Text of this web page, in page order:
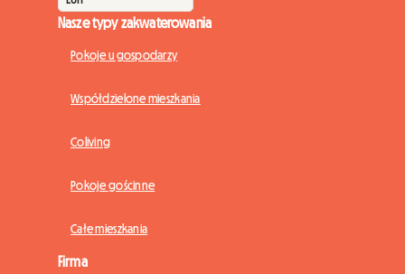
Nasze typy zakwaterowania
Pokoje u gospodarzy
Współdzielone mieszkania
Coliving
Pokoje gościnne
Całe mieszkania
Firma